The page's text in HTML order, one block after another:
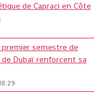
de Capraci en Côte
semestre de
Dubaï renforcent sa